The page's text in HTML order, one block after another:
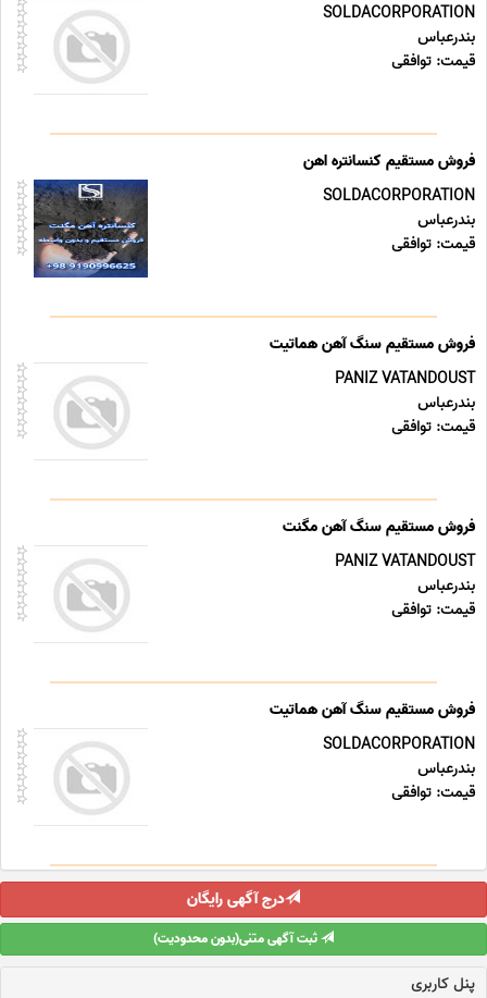
SOLDACORPORATION
بندرعباس
قیمت: توافقی
فروش مستقیم کنسانتره اهن
SOLDACORPORATION
بندرعباس
قیمت: توافقی
فروش مستقیم سنگ آهن هماتیت
PANIZ VATANDOUST
بندرعباس
قیمت: توافقی
فروش مستقیم سنگ آهن مگنت
PANIZ VATANDOUST
بندرعباس
قیمت: توافقی
فروش مستقیم سنگ آهن هماتیت
SOLDACORPORATION
بندرعباس
قیمت: توافقی
درج آگهی رایگان
ثبت آگهی متنی(بدون محدودیت)
پنل کاربری